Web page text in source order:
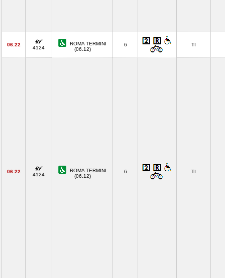
06.22
4124
ROMA TERMINI
(06.12)
6 TI
06.22
4124
ROMA TERMINI
(06.12)
6 TI